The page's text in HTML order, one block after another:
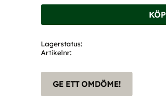
KÖP
Lagerstatus
Artikelnr
GE ETT OMDÖME!